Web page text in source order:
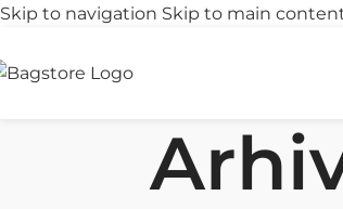
Skip to navigation Skip to main
peste 250 lei